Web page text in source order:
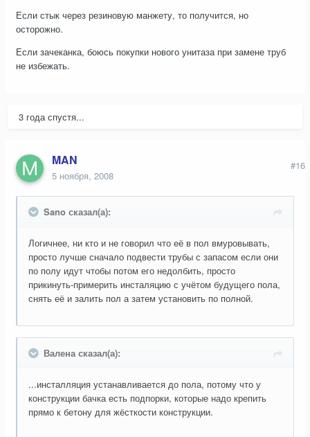
Если стык через резиновую манжету, то получится, но
осторожно.
Если зачеканка, боюсь покупки нового унитаза при замене труб
не избежать.
3 года спустя...
MAN
5 ноября, 2008
#16
Sano сказал(а):
Логичнее, ни кто и не говорил что её в пол вмуровывать,
просто лучше сначало подвести трубы с запасом если они
по полу идут чтобы потом его недолбить, просто
прикинуть-примерить инсталяцию с учётом будущего пола,
снять её и залить пол а затем установить по полной.
Валена сказал(а):
...инсталляция устанавливается до пола, потому что у
конструкции бачка есть подпорки, которые надо крепить
прямо к бетону для жёсткости конструкции.